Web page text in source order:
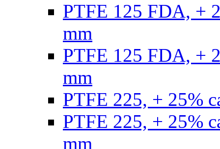
PTFE 125 FDA, +
mm
PTFE 125 FDA, +
mm
PTFE 225, + 25%
PTFE 225, + 25%
mm